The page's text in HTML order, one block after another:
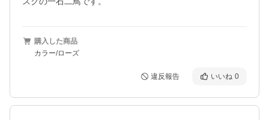
購入した商品
カラー/ローズ
違反報告 いいね 0